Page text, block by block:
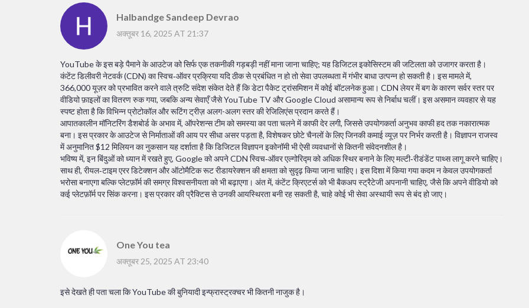
Halbandge Sandeep Devrao
अक्तूबर 16, 2025 AT 21:37
YouTube के इस बड़े पैमाने के आउटेज को सिर्फ एक तकनीकी गड़बड़ी नहीं माना जाना चाहिए; यह डिजिटल इकोसिस्टम की जटिलता को उजागर करता है।
कंटेंट डिलीवरी नेटवर्क (CDN) का स्विच‑ऑवर प्रक्रिया यदि ठीक से प्रबंधित न हो तो सेवा उपलब्धता में गंभीर बाधा उत्पन्न हो सकती है। इस मामले में,
366,000 यूज़र को प्रभावित करने वाले त्रुटि संदेश संकेत देते हैं कि डेटा पैकेट ट्रांसमिशन में कोई बॉटलनेक हुआ। CDN लेयर में बग के कारण सर्वर स्तर पर
वीडियो फ़ाइलों का वितरण रुक गया, जबकि अन्य सेवाएँ जैसे YouTube TV और Google Cloud असामान्य रूप से निर्बाध चलीं। इस असमान व्यवहार से यह
स्पष्ट होता है कि विभिन्न प्रोटोकॉल और रूटिंग ट्रीज़ अलग-अलग स्तर की रेजिलिएंस प्रदान करते हैं।
आपातकालीन मॉनिटरिंग डैशबोर्ड के अभाव में, ऑपरेशन्स टीम को समस्या का पता चलने में काफी देर लगी, जिससे उपयोगकर्ता अनुभव काफी हद तक नकारात्मक
बना। इस प्रकार के आउटेज से निर्माताओं की आय पर सीधा असर पड़ता है, विशेषकर छोटे चैनलों के लिए जिनकी कमाई व्यूज़ पर निर्भर करती है। विज्ञापन राजस्व
में अनुमानित $12 मिलियन का नुकसान यह दर्शाता है कि डिजिटल विज्ञापन इकोनॉमी भी ऐसी व्यवधानों से कितनी संवेदनशील है।
भविष्य में, इन बिंदुओं को ध्यान में रखते हुए, Google को अपने CDN स्विच‑ऑवर एल्गोरिद्म को अधिक स्थिर बनाने के लिए मल्टी‑रीडंडेंट पाथ्स लागू करने चाहिए।
साथ ही, रीयल‑टाइम एरर डिटेक्शन और ऑटोमैटिक रूट रीडायरेक्शन की क्षमता को सुदृढ़ किया जाना चाहिए। इस दिशा में किया गया कदम न केवल उपयोगकर्ता
भरोसा बनाएगा बल्कि प्लेटफ़ॉर्म की समग्र विश्वसनीयता को भी बढ़ाएगा। अंत में, कंटेंट क्रिएटर्स को भी बैकअप स्ट्रैटेजी अपनानी चाहिए, जैसे कि अपने वीडियो को
कई प्लेटफ़ॉर्म पर सिंक करना। इस प्रकार की प्रैक्टिस से उनकी आयस्थिरता बनी रह सकती है, चाहे कोई भी सेवा अस्थायी रूप से बंद हो जाए।
One You tea
अक्तूबर 25, 2025 AT 23:40
इसे देखते ही पता चला कि YouTube की बुनियादी इन्फ्रास्ट्रक्चर भी कितनी नाजुक है।